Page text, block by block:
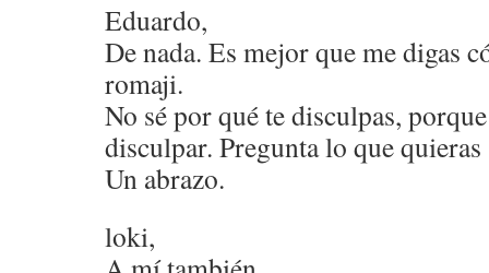
Eduardo,
De nada. Es mejor que me digas
romaji.
No sé por qué te disculpas,
disculpar. Pregunta lo que quieras
Un abrazo.
loki,